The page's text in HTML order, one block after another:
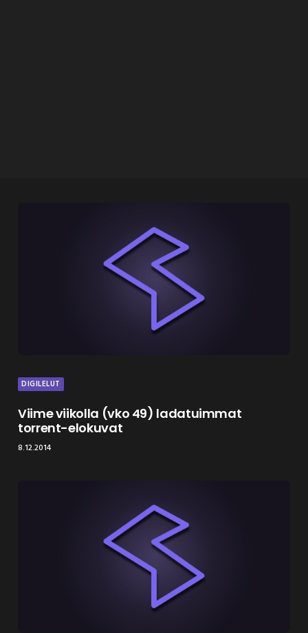
DIGILELUT
Viime viikolla (vko 49) ladatuimmat
torrent-elokuvat
8.12.2014